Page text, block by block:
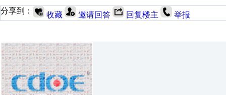
分享到： 收藏 邀请回答 回复楼主 举报